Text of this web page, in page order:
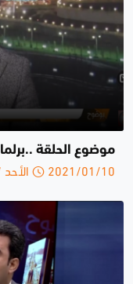
موضوع الحلقة
2021/01/10 الأحد 10:47 ص